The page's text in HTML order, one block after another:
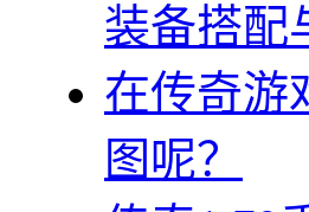
装备搭配
在传奇游
图呢？